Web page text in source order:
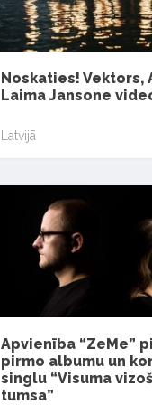
Noskaties! Vektors,
Laima Jansone
Latvijā
Apvienība “ZeMe”
pirmo albumu un
singlu “Visuma
tumsa”